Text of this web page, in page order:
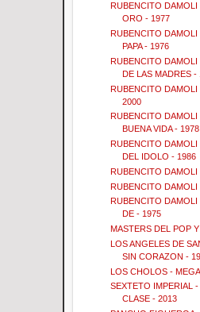
RUBENCITO
ORO - 1977
RUBENCITO DAMOLI
PAPA - 1976
RUBENCITO
DE LAS MADRES -
RUBENCITO
2000
RUBENCITO DAMOLI
BUENA VIDA - 1978
RUBENCITO DAMOLI
DEL IDOLO - 1986
RUBENCITO DAMOLI
RUBENCITO DAMOLI
RUBENCITO
DE - 1975
MASTERS DEL POP
LOS ANGELES DE
SIN CORAZON -
LOS CHOLOS -
SEXTETO IMPERIAL -
CLASE - 2013